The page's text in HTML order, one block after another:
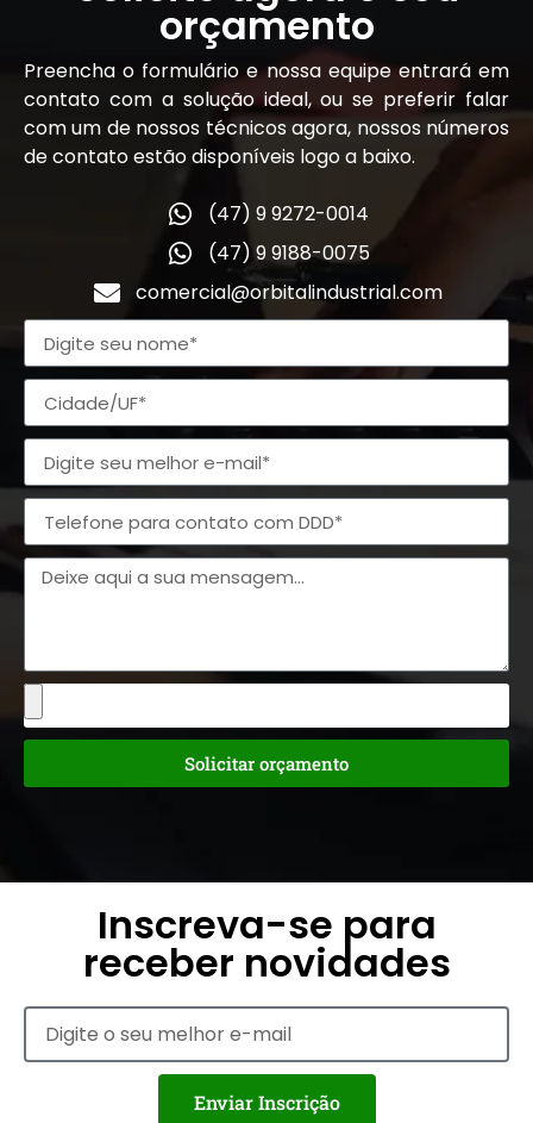
orçamento
Preencha o formulário e nossa equipe entrará em
contato com a solução ideal, ou se preferir falar
com um de nossos técnicos agora, nossos números
de contato estão disponíveis logo a baixo.
(47) 9 9272-0014
(47) 9 9188-0075
comercial@orbitalindustrial.com
Solicitar orçamento
Inscreva-se para
receber novidades
Enviar Inscrição